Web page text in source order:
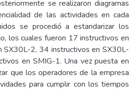
se realizaron diagramas
de las actividades en cada
se procedió a estandarizar los
los cuales fueron 17 instructivos en
2, 34 instructivos en SX30L-
en SMIG-1. Una vez puesta en
que los operadores de la empresa
para cumplir con los tiempos